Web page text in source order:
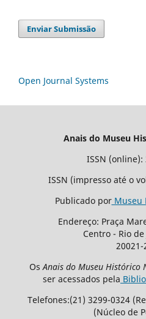
Enviar Submissão
Open Journal Systems
Anais do Museu
ISSN (online):
ISSN (impresso até o
Publicado porMuseu
Endereço: Praça
Centro - Rio de
20021-
OsAnais do Museu Histórico
ser acessados pela
Telefones:(21) 3299-0324
(Núcleo de